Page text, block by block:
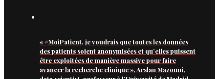
« #MoiPatient, je voudrais que toutes les données
des patients soient anonymisées et qu’elles puissent
être exploitées de manière massive pour faire
avancer la recherche clinique », Arslan Mazouni,